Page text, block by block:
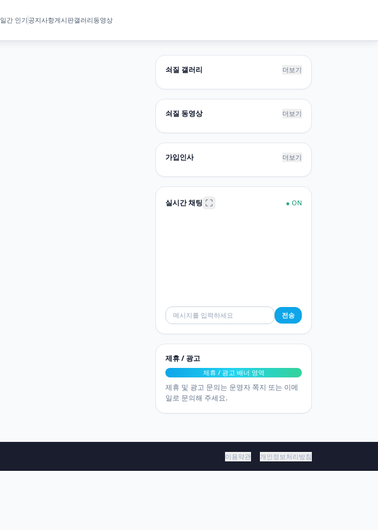
일간 인기공지사항게시판갤러리동영상
쇠질 갤러리 더보기
쇠질 동영상 더보기
가입인사 더보기
실시간 채팅 ● ON
전송
제휴 / 광고
제휴 / 광고 배너 영역
제휴 및 광고 문의는 운영자 쪽지 또는 이메
일로 문의해 주세요.
이용약관 개인정보처리방침